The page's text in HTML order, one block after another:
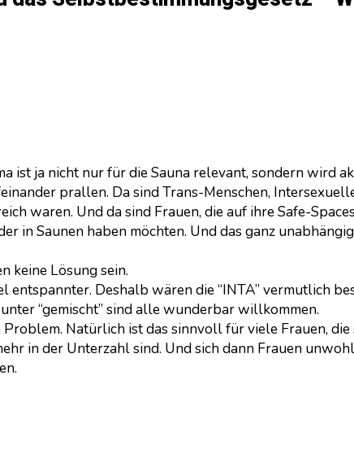
ist ja nicht nur für die Sauna relevant, sondern wird
prallen. Da sind Trans-Menschen,
waren. Und da sind Frauen, die auf ihre Safe-
in Saunen haben möchten. Und das ganz
keine Lösung sein.
Deshalb wären die “INTA” vermutlich
“gemischt” sind alle wunderbar willkommen.
Natürlich ist das sinnvoll für viele Frauen,
in der Unterzahl sind. Und sich dann Frauen